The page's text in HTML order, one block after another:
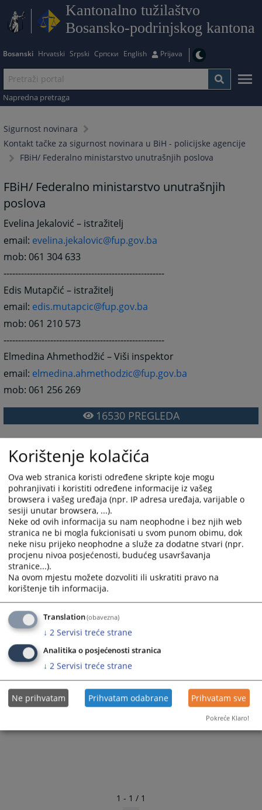
Kantonalno tužilaštvo
Bosansko-podrinjskog kantona
Bosanski Hrvatski Srpski Српски English Prijava
Napredna pretraga
Sigurnost novinara
Kontakt tačke za sigurnost novinara u BiH - policijske agencije
FBiH/ Federalno ministarstvo unutrašnjih poslova
FBiH/ Federalno ministarstvo unutrašnjih
poslova
Evelina Jekalović – istražitelj
email: evelina.jekalovic@fup.gov.ba
mob: 061 304 633
-------------------------------------------------------
Edis Mutapčić – istražitelj
email: edis.mutapcic@fup.gov.ba
mob: 061 210 573
-------------------------------------------------------
Elmedina Ahmethodžić – Viši inspektor
email: elmedina.ahmethodzic@fup.gov.ba
mob: 061 256 269
16530PREGLEDA
1 - 1 / 1
Korištenje kolačića
Ova web stranica koristi određene skripte koje mogu
pohranjivati i koristiti određene informacije iz vašeg
browsera i vašeg uređaja (npr. IP adresa uređaja, varijable o
sesiji unutar browsera, ...).
Neke od ovih informacija su nam neophodne i bez njih web
stranica ne bi mogla fukcionisati u svom punom obimu, dok
neke nisu prijeko neophodne a služe za dodatne stvari (npr.
procjenu nivoa posjećenosti, budućeg usavršavanja
stranice...).
Na ovom mjestu možete dozvoliti ili uskratiti pravo na
korištenje tih informacija.
Translation(obavezna)
↓ 2 Servisi treće strane
Analitika o posjećenosti stranica
↓ 2 Servisi treće strane
Ne prihvatam Prihvatam odabrane Prihvatam sve
Pokreće Klaro!